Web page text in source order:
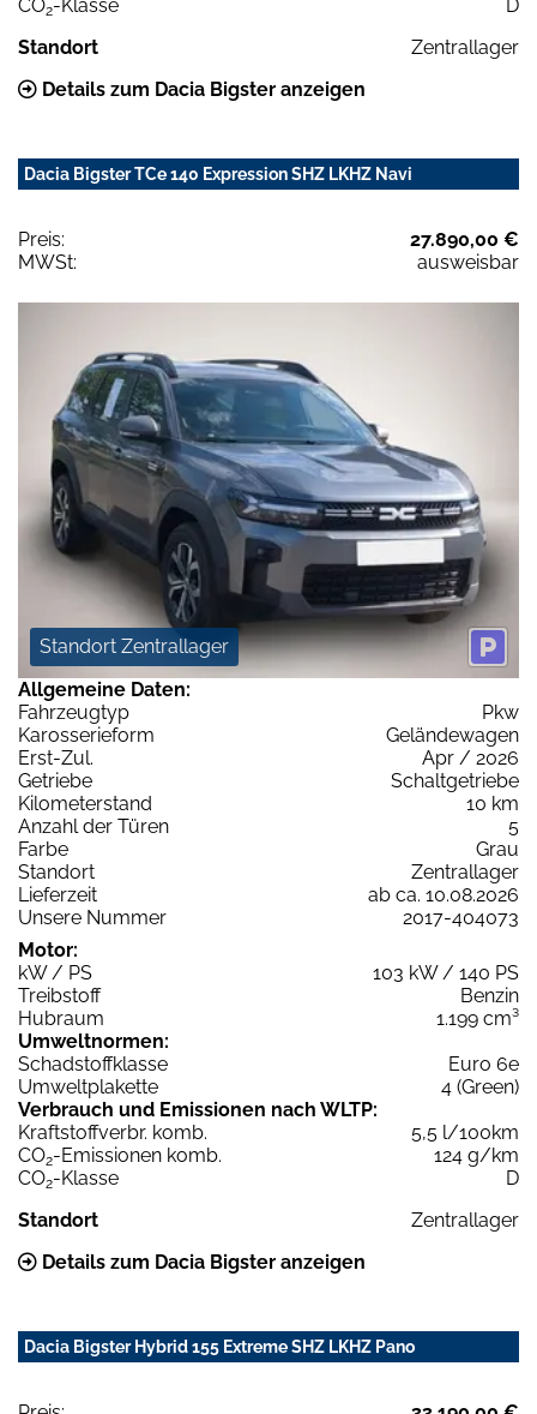
CO2-Klasse
D
Standort
Zentrallager
Details zum Dacia Bigster anzeigen
Dacia Bigster TCe 140 Expression SHZ LKHZ Navi
Preis:
27.890,00 €
MWSt:
ausweisbar
Standort Zentrallager
Allgemeine Daten:
Fahrzeugtyp
Pkw
Karosserieform
Geländewagen
Erst-Zul.
Apr / 2026
Getriebe
Schaltgetriebe
Kilometerstand
10 km
Anzahl der Türen
5
Farbe
Grau
Standort
Zentrallager
Lieferzeit
ab ca. 10.08.2026
Unsere Nummer
2017-404073
Motor:
kW / PS
103 kW / 140 PS
Treibstoff
Benzin
Hubraum
1.199 cm³
Umweltnormen:
Schadstoffklasse
Euro 6e
Umweltplakette
4 (Green)
Verbrauch und Emissionen nach WLTP:
Kraftstoffverbr. komb.
5,5 l/100km
CO2-Emissionen komb.
124 g/km
CO2-Klasse
D
Standort
Zentrallager
Details zum Dacia Bigster anzeigen
Dacia Bigster Hybrid 155 Extreme SHZ LKHZ Pano